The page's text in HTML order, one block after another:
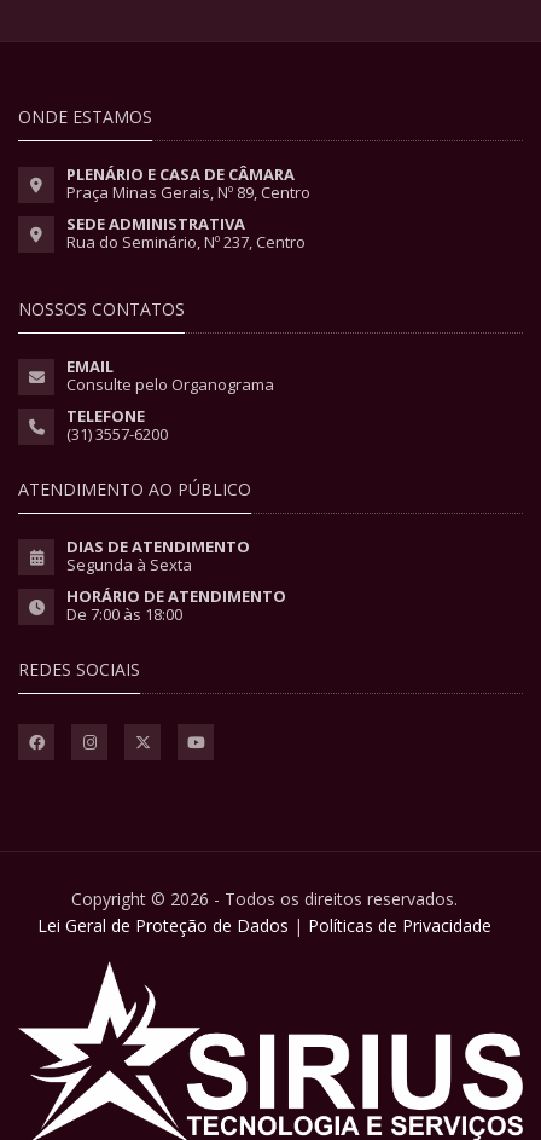
ONDE ESTAMOS
PLENÁRIO E CASA DE CÂMARA
Praça Minas Gerais, Nº 89, Centro
SEDE ADMINISTRATIVA
Rua do Seminário, Nº 237, Centro
NOSSOS CONTATOS
EMAIL
Consulte pelo Organograma
TELEFONE
(31) 3557-6200
ATENDIMENTO AO PÚBLICO
DIAS DE ATENDIMENTO
Segunda à Sexta
HORÁRIO DE ATENDIMENTO
De 7:00 às 18:00
REDES SOCIAIS
Copyright © 2026 - Todos os direitos reservados.
Lei Geral de Proteção de Dados | Políticas de Privacidade